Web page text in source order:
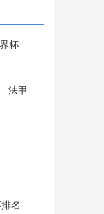
杯
法甲
名